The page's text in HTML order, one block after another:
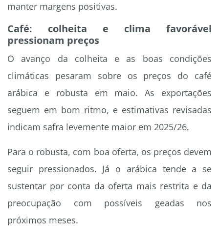
manter margens positivas.
Café: colheita e clima favorável
pressionam preços
O avanço da colheita e as boas condições
climáticas pesaram sobre os preços do café
arábica e robusta em maio. As exportações
seguem em bom ritmo, e estimativas revisadas
indicam safra levemente maior em 2025/26.
Para o robusta, com boa oferta, os preços devem
seguir pressionados. Já o arábica tende a se
sustentar por conta da oferta mais restrita e da
preocupação com possíveis geadas nos
próximos meses.